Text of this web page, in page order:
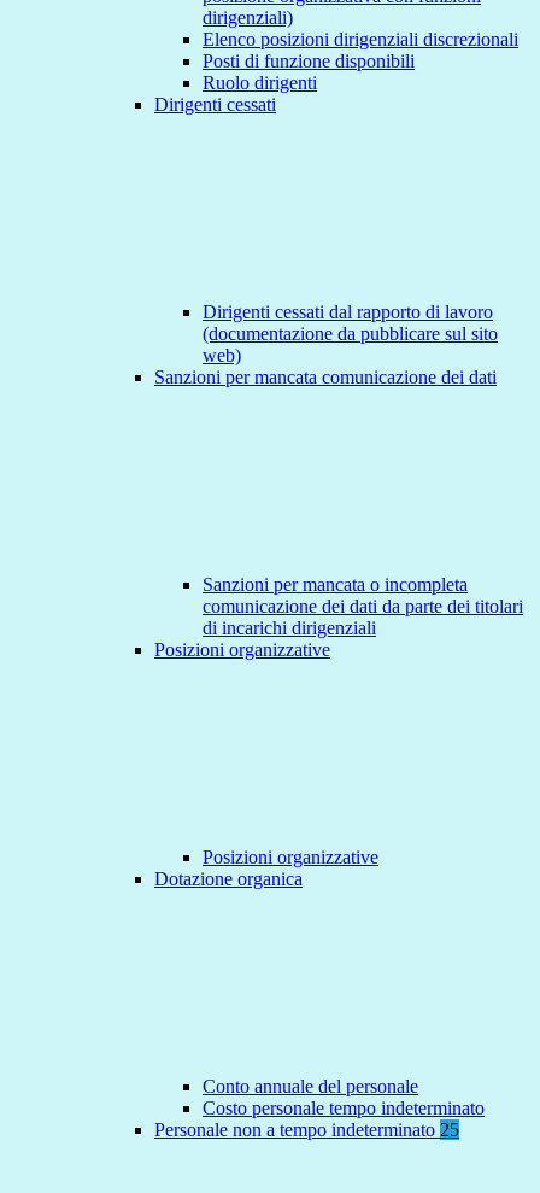
dirigenziali)
Elenco posizioni dirigenziali discrezionali
Posti di funzione disponibili
Ruolo dirigenti
Dirigenti cessati
Dirigenti cessati dal rapporto di lavoro
(documentazione da pubblicare sul sito
web)
Sanzioni per mancata comunicazione dei dati
Sanzioni per mancata o incompleta
comunicazione dei dati da parte dei titolari
di incarichi dirigenziali
Posizioni organizzative
Posizioni organizzative
Dotazione organica
Conto annuale del personale
Costo personale tempo indeterminato
Personale non a tempo indeterminato 25